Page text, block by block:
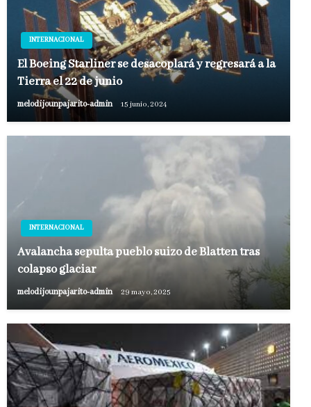
INTERNACIONAL
El Boeing Starliner se desacoplará y regresará a la
Tierra el 22 de junio
melodijounpajarito-admin 15 junio, 2024
INTERNACIONAL
Avalancha sepulta pueblo suizo de Blatten tras
colapso glaciar
melodijounpajarito-admin 29 mayo, 2025